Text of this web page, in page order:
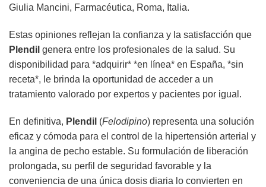
Giulia Mancini, Farmacéutica, Roma, Italia.
Estas opiniones reflejan la confianza y la satisfacción que
Plendil genera entre los profesionales de la salud. Su
disponibilidad para *adquirir* *en línea* en España, *sin
receta*, le brinda la oportunidad de acceder a un
tratamiento valorado por expertos y pacientes por igual.
En definitiva, Plendil (Felodipino) representa una solución
eficaz y cómoda para el control de la hipertensión arterial y
la angina de pecho estable. Su formulación de liberación
prolongada, su perfil de seguridad favorable y la
conveniencia de una única dosis diaria lo convierten en